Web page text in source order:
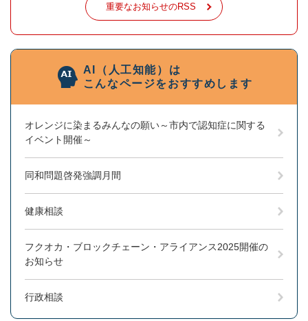
重要なお知らせのRSS
AI（人工知能）は
こんなページをおすすめします
オレンジに染まるみんなの願い～市内で認知症に関する
イベント開催～
同和問題啓発強調月間
健康相談
フクオカ・ブロックチェーン・アライアンス2025開催の
お知らせ
行政相談